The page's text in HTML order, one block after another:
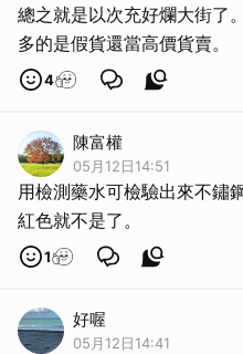
總之就是以次充好爛大街了。
多的是假貨還當高價貨賣。
4
陳富權
05月12日14:51
用檢測藥水可檢驗出來不鏽
紅色就不是了。
1
好喔
05月12日14:41